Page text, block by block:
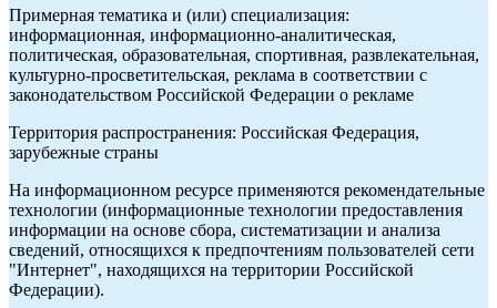
Примерная тематика и (или) специализация:
информационная, информационно-аналитическая,
политическая, образовательная, спортивная, развлекательная,
культурно-просветительская, реклама в соответствии с
законодательством Российской Федерации о рекламе
Территория распространения: Российская Федерация,
зарубежные страны
На информационном ресурсе применяются рекомендательные
технологии (информационные технологии предоставления
информации на основе сбора, систематизации и анализа
сведений, относящихся к предпочтениям пользователей сети
"Интернет", находящихся на территории Российской
Федерации).